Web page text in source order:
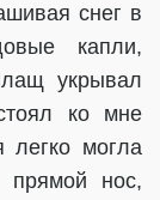
снег в
капли,
укрывал
ко мне
легко могла
прямой нос,